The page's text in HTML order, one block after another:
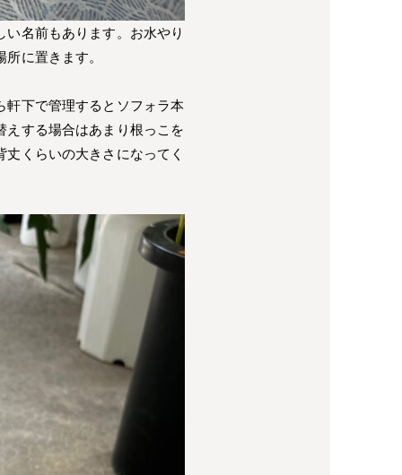
名前もあります。お水やり
に置きます。
軒下で管理するとソフォラ本
えする場合はあまり根っこを
くらいの大きさになってく